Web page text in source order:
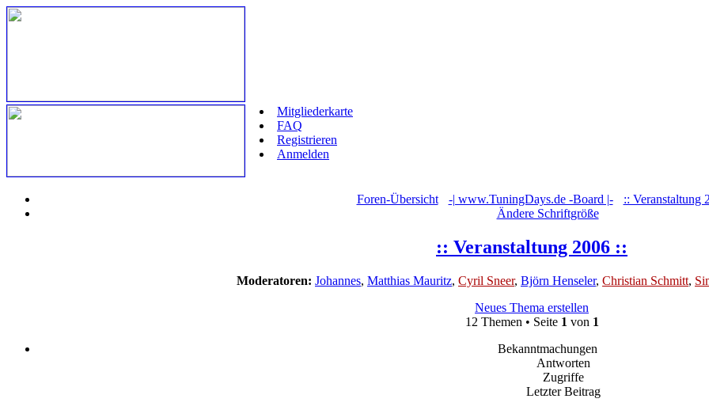
Mitgliederkarte
FAQ
Registrieren
Anmelden
Foren-Übersicht -| www.TuningDays.de -Board |-
:: Veranstaltung
Ändere Schriftgröße
:: Veranstaltung 2006 ::
Moderatoren: Johannes, Matthias Mauritz, Cyril Sneer, Björn Henseler, Christian Schmitt,
Neues Thema erstellen
12 Themen • Seite 1 von 1
Bekanntmachungen
Antworten
Zugriffe
Letzter Beitrag